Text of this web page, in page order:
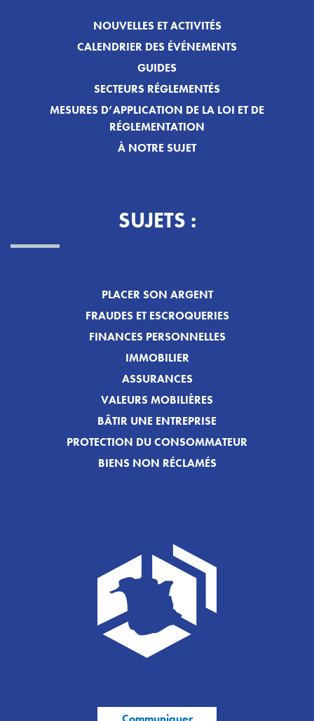
NOUVELLES ET ACTIVITÉS
CALENDRIER DES ÉVÉNEMENTS
GUIDES
SECTEURS RÉGLEMENTÉS
MESURES D’APPLICATION DE LA LOI ET DE
RÉGLEMENTATION
À NOTRE SUJET
SUJETS :
PLACER SON ARGENT
FRAUDES ET ESCROQUERIES
FINANCES PERSONNELLES
IMMOBILIER
ASSURANCES
VALEURS MOBILIÈRES
BÂTIR UNE ENTREPRISE
PROTECTION DU CONSOMMATEUR
BIENS NON RÉCLAMÉS